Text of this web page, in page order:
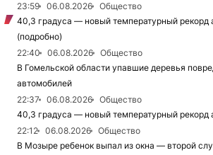
23:59
06.08.2026
Общество
40,3 градуса — новый температурный рекорд
(подробно)
22:40
06.08.2026
Общество
В Гомельской области упавшие деревья
автомобилей
22:37
06.08.2026
Общество
40,3 градуса — новый температурный рекорд
22:12
06.08.2026
Общество
В Мозыре ребенок выпал из окна — второй